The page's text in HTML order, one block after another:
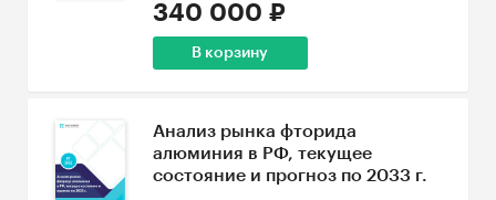
340 000 ₽
В корзину
Анализ рынка фторида
алюминия в РФ, текущее
состояние и прогноз по 2033 г.